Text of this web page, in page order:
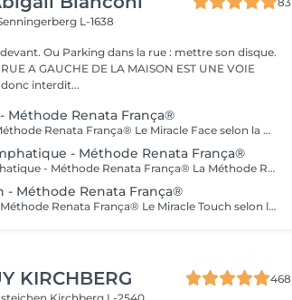
L-1638
Ou Parking dans la rue : mettre son disque.
A GAUCHE DE LA MAISON EST UNE VOIE
donc interdit...
Méthode Renata França®
Miracle Face - Méthode Renata França® Le Miracle Face selon la Méthode Renata França® est une prise en charge experte du visage, alliant drainage lymphatique précis et manuvres de remodelage adaptées à la finesse des tissus faciaux. Ce soin agit en profondeur pour décongestionner les zones inflammées, améliorer la circulation lymphatique et redessiner les contours du visage, tout en respectant l'équilibre naturel de la peau. Grâce à une gestuelle spécifique, rythmée et maîtrisée, le Miracle Face permet de : - réduire les gonflements et les poches - affiner l'ovale du visage - lisser les traits - améliorer l'éclat et la qualité de la peau. Il s'agit d'un travail facial structuré, comparable au remodelage corporel, mais spécifiquement conçu pour le visage, le cou et le décolleté. Pour des résultats optimaux, le Miracle Face peut être associé à un drainage lymphatique du corps selon la Méthode Renata França®, permettant une décongestion globale et une meilleure réponse du visage. Ce soin s'adresse aux personnes recherchant une approche non invasive, experte et cohérente, visant à améliorer l'harmonie du visage tout en respectant la physiologie cutanée.
- Méthode Renata França®
Drainage Lymphatique - Méthode Renata França® La Méthode Renata França® est un drainage lymphatique manuel précis et structuré, reconnu pour son efficacité sur les sensations de jambes lourdes, les gonflements et la rétention d'eau. Chez Maison Abigaïl Bianconi, cette méthode est pratiquée dans le respect strict du protocole original. Nos praticiennes sont formées à la source, au Brésil, et maîtrisent la gestuelle spécifique, le rythme soutenu et les pressions adaptées, afin d'agir efficacement tout en respectant le corps et le système lymphatique. Ce drainage permet notamment : une sensation de légèreté dès la première séance une décongestion du ventre une amélioration de la circulation lymphatique une peau visiblement plus lisse une silhouette plus harmonieuse. Il s'agit d'une méthode experte, réalisée avec précision et exigence, destinée aux personnes recherchant une prise en charge sérieuse, efficace et respectueuse du corps.
- Méthode Renata França®
Miracle Touch - Méthode Renata França® Le Miracle Touch selon la Méthode Renata França® est une prise en charge corporelle experte combinant drainage lymphatique structuré et manuvres de remodelage ciblées. Ce soin agit en profondeur pour décongestionner les tissus, stimuler la circulation lymphatique et sanguine, et améliorer l'harmonie globale de la silhouette. Il permet de réduire les gonflements, d'affiner les contours du corps et d'améliorer la qualité de la peau, tout en respectant la physiologie corporelle. Grâce à une gestuelle précise, dynamique et maîtrisée, le Miracle Touch favorise : - l'élimination des excès de liquides - la diminution des zones de rétention - une meilleure tonicité cutanée - une sensation de légèreté et de fluidité corporelle Il s'agit d'un soin complet, structuré et non invasif, destiné aux personnes recherchant une approche experte pour accompagner leur silhouette et leur bien-être de manière cohérente et durable.
KIRCHBERG
468